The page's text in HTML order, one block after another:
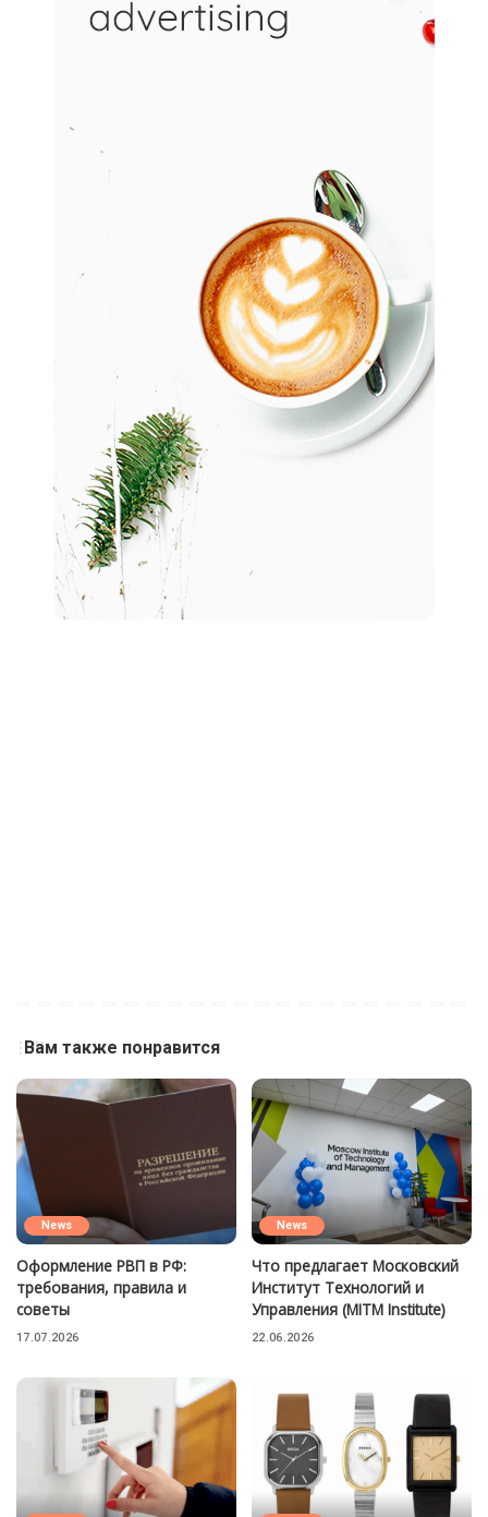
Вам также понравится
News
Оформление РВП в РФ:
требования, правила и
советы
17.07.2026
News
Что предлагает Московский
Институт Технологий и
Управления (MITM Institute)
22.06.2026